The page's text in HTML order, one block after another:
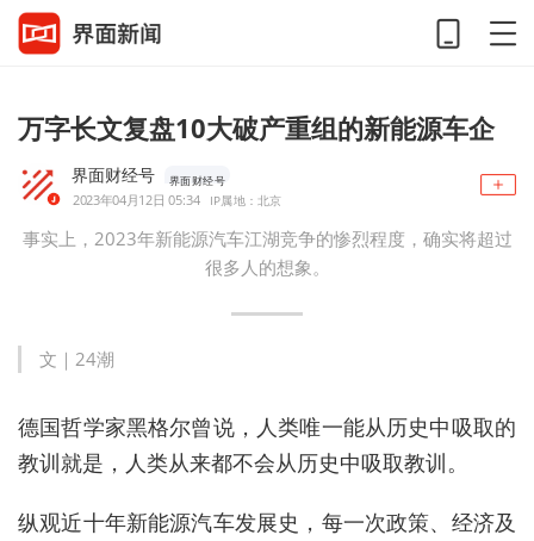
万字长文复盘10大破产重组的新能源车企
界面财经号 界面财经号
2023年04月12日 05:34 IP属地：北京
事实上，2023年新能源汽车江湖竞争的惨烈程度，确实将超过
很多人的想象。
文｜ 24潮
德国哲学家黑格尔曾说，人类唯一能从历史中吸取的
教训就是，人类从来都不会从历史中吸取教训。
纵观近十年新能源汽车发展史，每一次政策、经济及